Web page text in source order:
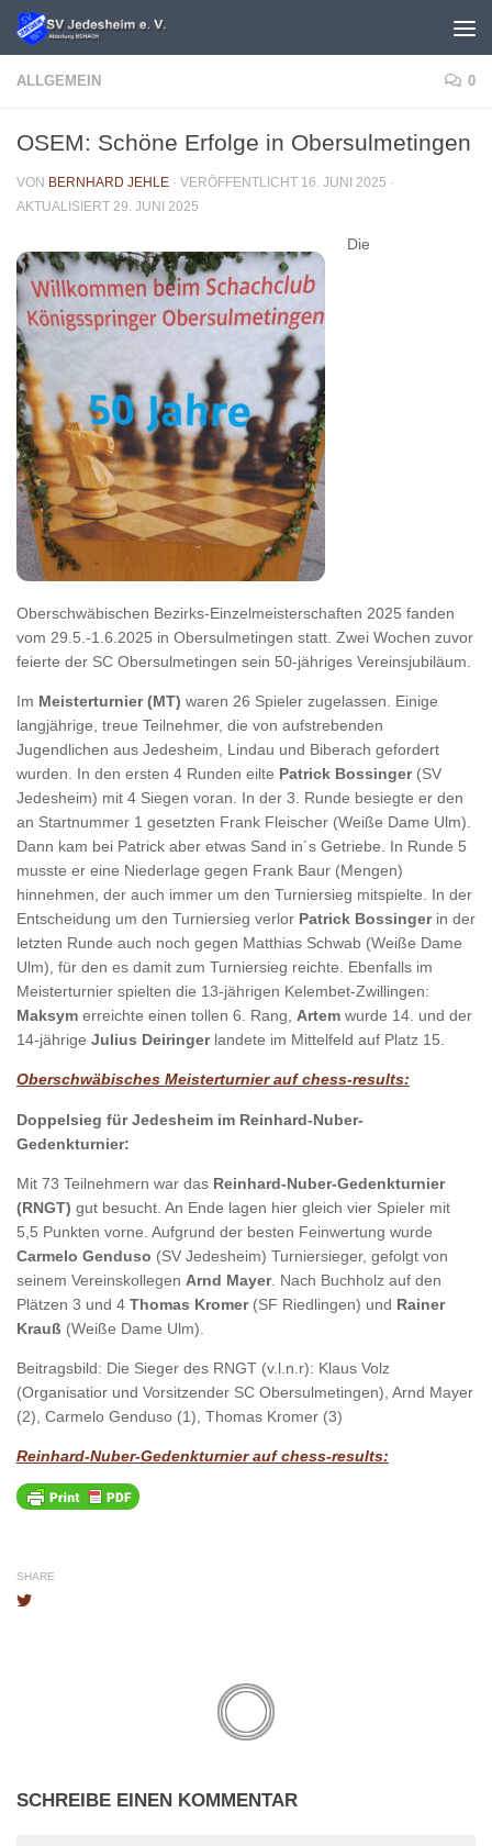
Unter dem Inhalt
ALLGEMEIN 0
OSEM: Schöne Erfolge in Obersulmetingen
VON BERNHARD JEHLE · VERÖFFENTLICHT 16. JUNI 2025 ·
AKTUALISIERT 29. JUNI 2025
Die
Oberschwäbischen Bezirks-Einzelmeisterschaften 2025 fanden
vom 29.5.-1.6.2025 in Obersulmetingen statt. Zwei Wochen zuvor
feierte der SC Obersulmetingen sein 50-jähriges Vereinsjubiläum.
Im Meisterturnier (MT) waren 26 Spieler zugelassen. Einige
langjährige, treue Teilnehmer, die von aufstrebenden
Jugendlichen aus Jedesheim, Lindau und Biberach gefordert
wurden. In den ersten 4 Runden eilte Patrick Bossinger(SV
Jedesheim) mit 4 Siegen voran. In der 3. Runde besiegte er den
an Startnummer 1 gesetzten Frank Fleischer (Weiße Dame Ulm).
Dann kam bei Patrick aber etwas Sand in´s Getriebe. In Runde 5
musste er eine Niederlage gegen Frank Baur (Mengen)
hinnehmen, der auch immer um den Turniersieg mitspielte. In der
Entscheidung um den Turniersieg verlor Patrick Bossingerin der
letzten Runde auch noch gegen Matthias Schwab (Weiße Dame
Ulm), für den es damit zum Turniersieg reichte. Ebenfalls im
Meisterturnier spielten die 13-jährigen Kelembet-Zwillingen:
Maksym erreichte einen tollen 6. Rang, Artem wurde 14. und der
14-jährige Julius Deiringerlandete im Mittelfeld auf Platz 15.
Oberschwäbisches Meisterturnier auf chess-results:
Doppelsieg für Jedesheim im Reinhard-Nuber-
Gedenkturnier:
Mit 73 Teilnehmern war das Reinhard-Nuber-Gedenkturnier
(RNGT) gut besucht. An Ende lagen hier gleich vier Spieler mit
5,5 Punkten vorne. Aufgrund der besten Feinwertung wurde
Carmelo Genduso (SV Jedesheim) Turniersieger, gefolgt von
seinem Vereinskollegen Arnd Mayer. Nach Buchholz auf den
Plätzen 3 und 4 Thomas Kromer(SF Riedlingen) und Rainer
Krauß (Weiße Dame Ulm).
Beitragsbild: Die Sieger des RNGT (v.l.n.r): Klaus Volz
(Organisatior und Vorsitzender SC Obersulmetingen), Arnd Mayer
(2), Carmelo Genduso (1), Thomas Kromer (3)
Reinhard-Nuber-Gedenkturnier auf chess-results:
SHARE
SCHREIBE EINEN KOMMENTAR